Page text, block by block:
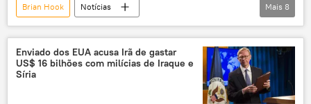
Brian Hook
Notícias
Oriente Médio e África
Mundo
Hossein Salami
tensões
Oriente Médio
ameaça de morte
Mais 8
Enviado dos EUA acusa Irã de gastar
US$ 16 bilhões com milícias de Iraque e
Síria